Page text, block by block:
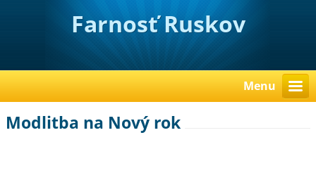
Farnosť Ruskov
Menu
Modlitba na Nový rok